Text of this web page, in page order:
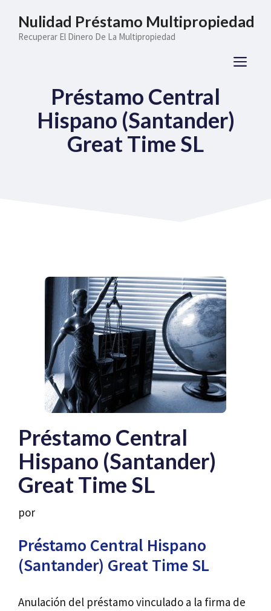
contenido
Nulidad Préstamo Multipropiedad
Recuperar El Dinero De La Multipropiedad
Préstamo Central
Hispano (Santander)
Great Time SL
Préstamo Central
Hispano (Santander)
Great Time SL
por
Préstamo Central Hispano
(Santander) Great Time SL
Anulación del préstamo vinculado a la firma de